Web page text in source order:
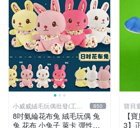
小威威絨毛玩偶批發(工廠
直營)
850
8吋氨綸花布兔 絨毛玩偶 兔
兔 花布 小兔子 萊卡 彈性布
寶貝
【
3】